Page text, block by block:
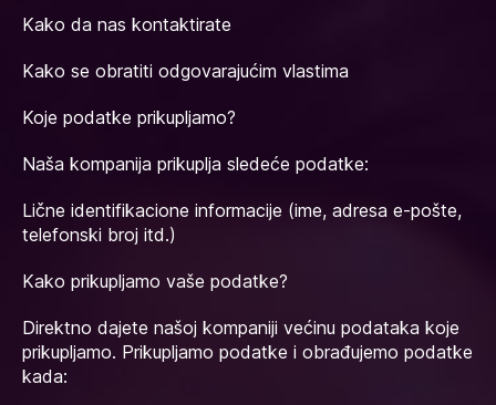
Kako da nas kontaktirate
Kako se obratiti odgovarajućim vlastima
Koje podatke prikupljamo?
Naša kompanija prikuplja sledeće podatke:
Lične identifikacione informacije (ime, adresa e-pošte,
telefonski broj itd.)
Kako prikupljamo vaše podatke?
Direktno dajete našoj kompaniji većinu podataka koje
prikupljamo. Prikupljamo podatke i obrađujemo podatke
kada: